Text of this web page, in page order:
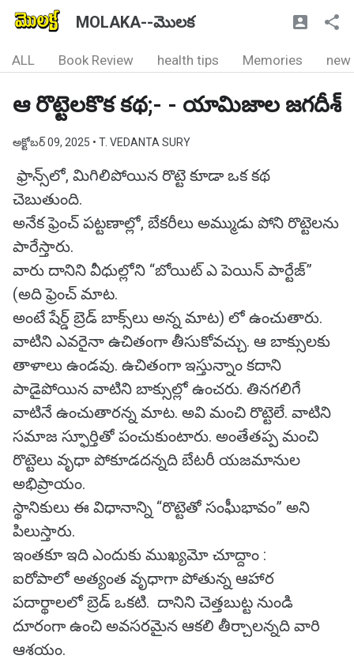
MOLAKA--మొలక
ALL Book Review health tips Memories new
ఆ రొట్టెలకొక కథ;- - యామిజాల జగదీశ్
అక్టోబర్ 09, 2025 • T. VEDANTA SURY
ఫ్రాన్స్‌లో, మిగిలిపోయిన రొట్టె కూడా ఒక కథ
చెబుతుంది.
అనేక ఫ్రెంచ్ పట్టణాల్లో, బేకరీలు అమ్ముడు పోని రొట్టెలను
పారేస్తారు.
వారు దానిని వీధుల్లోని “బోయిట్ ఎ పెయిన్ పార్టేజ్”
(అది ఫ్రెంచ్ మాట.
అంటే షేర్డ్ బ్రెడ్ బాక్స్‌లు అన్న మాట) లో ఉంచుతారు.
వాటిని ఎవరైనా ఉచితంగా తీసుకోవచ్చు. ఆ బాక్సులకు
తాళాలు ఉండవు. ఉచితంగా ఇస్తున్నాం కదాని
పాడైపోయిన వాటిని బాక్సుల్లో ఉంచరు. తినగలిగే
వాటినే ఉంచుతారన్న మాట. అవి మంచి రొట్టెలే. వాటిని
సమాజ స్ఫూర్తితో పంచుకుంటారు. అంతేతప్ప మంచి
రొట్టెలు వృధా పోకూడదన్నది బేటరీ యజమానుల
అభిప్రాయం.
స్థానికులు ఈ విధానాన్ని “రొట్టెతో సంఘీభావం” అని
పిలుస్తారు.
ఇంతకూ ఇది ఎందుకు ముఖ్యమో చూద్దాం :
ఐరోపాలో అత్యంత వృధాగా పోతున్న ఆహార
పదార్థాలలో బ్రెడ్ ఒకటి. దానిని చెత్తబుట్ట నుండి
దూరంగా ఉంచి అవసరమైన ఆకలి తీర్చాలన్నది వారి
ఆశయం.